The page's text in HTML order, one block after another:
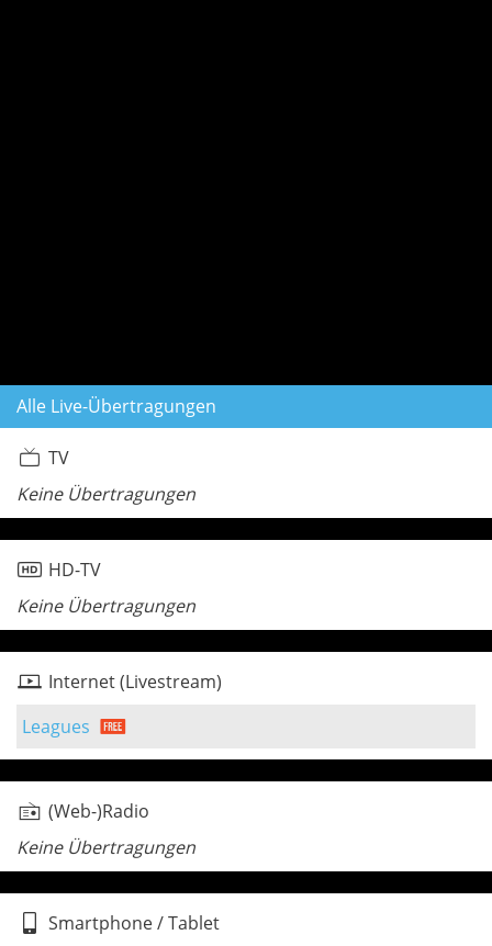
Alle Live-Übertragungen
TV
Keine Übertragungen
HD-TV
Keine Übertragungen
Internet (Livestream)
Leagues
(Web-)Radio
Keine Übertragungen
Smartphone / Tablet